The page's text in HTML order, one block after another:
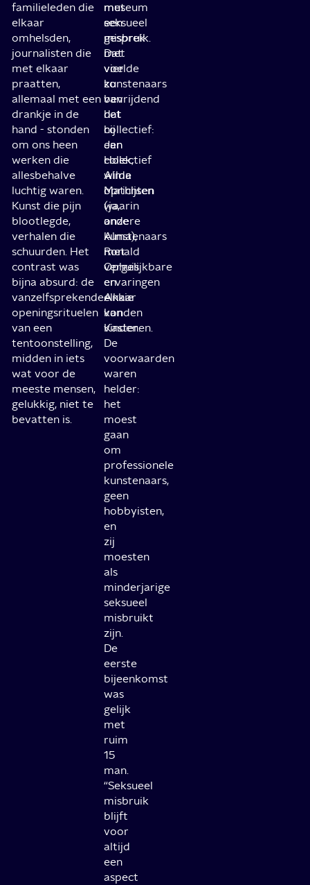
familieleden die
elkaar
omhelsden,
journalisten die
met elkaar
praatten,
allemaal met een
drankje in de
hand - stonden
om ons heen
werken die
allesbehalve
luchtig waren.
Kunst die pijn
blootlegde,
verhalen die
schuurden. Het
contrast was
bijna absurd: de
vanzelfsprekende
openingsrituelen
van een
tentoonstelling,
midden in iets
wat voor de
meeste mensen,
gelukkig, niet te
bevatten is.
museum
een
gesprek
met
vier
kunstenaars
van
het
collectief:
Jan
Hoek,
Alma
Mathijsen
(ja,
onze
Alma),
Ronald
Ophuis
en
Ankie
van
Kasteren.
met
seksueel
misbruik.
Dat
voelde
zo
bevrijdend
dat
hij
een
collectief
wilde
oprichten
waarin
andere
kunstenaars
met
vergelijkbare
ervaringen
elkaar
konden
vinden.
De
voorwaarden
waren
helder:
het
moest
gaan
om
professionele
kunstenaars,
geen
hobbyisten,
en
zij
moesten
als
minderjarige
seksueel
misbruikt
zijn.
De
eerste
bijeenkomst
was
gelijk
met
ruim
15
man.
“Seksueel
misbruik
blijft
voor
altijd
een
aspect